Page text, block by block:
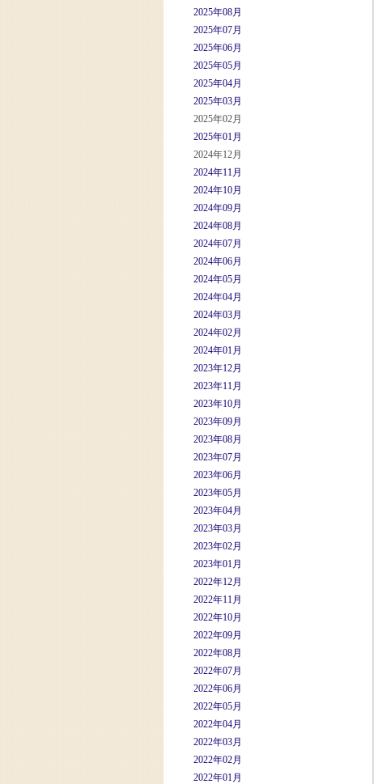
2025年08月
2025年07月
2025年06月
2025年05月
2025年04月
2025年03月
2025年02月
2025年01月
2024年12月
2024年11月
2024年10月
2024年09月
2024年08月
2024年07月
2024年06月
2024年05月
2024年04月
2024年03月
2024年02月
2024年01月
2023年12月
2023年11月
2023年10月
2023年09月
2023年08月
2023年07月
2023年06月
2023年05月
2023年04月
2023年03月
2023年02月
2023年01月
2022年12月
2022年11月
2022年10月
2022年09月
2022年08月
2022年07月
2022年06月
2022年05月
2022年04月
2022年03月
2022年02月
2022年01月